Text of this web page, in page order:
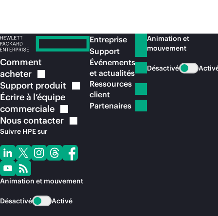
Comment
acheter
Support produit
Écrire à l’équipe
commerciale
Nouscontacter
Suivre HPE sur
Animation et mouvement
Désactivé Activé
Entreprise
Support
Événements
et actualités
Ressources
client
Partenaires
Animation et
mouvement
Désactivé